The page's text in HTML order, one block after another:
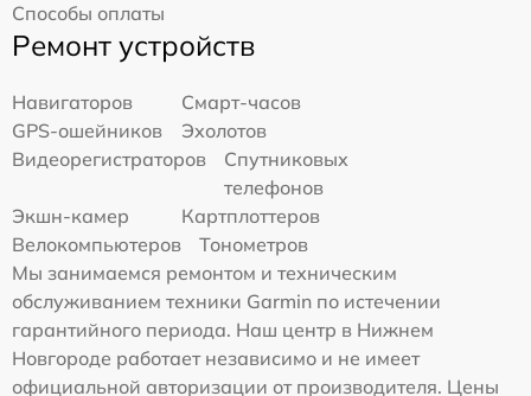
Способы оплаты
Ремонт устройств
Навигаторов
Смарт-часов
GPS-ошейников
Эхолотов
Видеорегистраторов
Спутниковых
телефонов
Экшн-камер
Картплоттеров
Велокомпьютеров
Тонометров
Мы занимаемся ремонтом и техническим
обслуживанием техники Garmin по истечении
гарантийного периода. Наш центр в Нижнем
Новгороде работает независимо и не имеет
официальной авторизации от производителя. Цены